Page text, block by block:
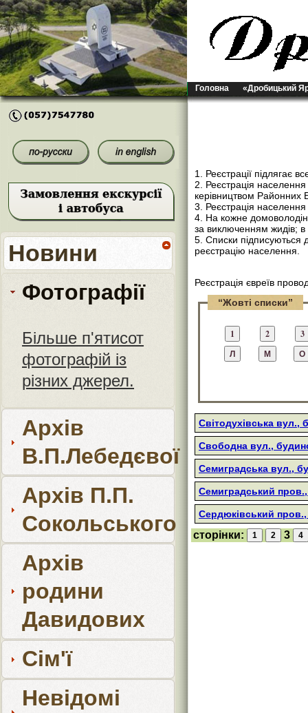
Головна «Дробицький
Новини
Фотографії
Більше п'ятисот
фотографій із
різних джерел.
Архів
В.П.Лебедєвої
Архів П.П.
Сокольського
Архів
родини
Давидових
Сім'ї
Невідомі
1. Реєстрації підлягає
2. Реєстрація
керівництвом Районних
3. Реєстрація
4. На кожне
за виключенням жидів; в
5. Списки підписуються
реєстрацію населення.
Реєстрація євреїв
“Жовті списки”
Світодухівська вул.,
Свободна вул.,
Семиградська вул.,
Семиградський
Сердюківський
сторінки: 3